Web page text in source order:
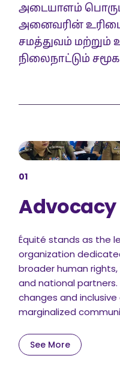
அடையாளம்
அனைவரின்
சமத்துவம்
நிலைநாட்டும்
01
Advocacy
Équité stands as the
organization
broader human
and national
changes and
marginalized
See More